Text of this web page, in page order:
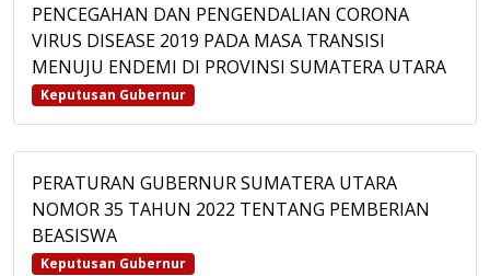
PENCEGAHAN DAN PENGENDALIAN CORONA
VIRUS DISEASE 2019 PADA MASA TRANSISI
MENUJU ENDEMI DI PROVINSI SUMATERA UTARA
Keputusan Gubernur
PERATURAN GUBERNUR SUMATERA UTARA
NOMOR 35 TAHUN 2022 TENTANG PEMBERIAN
BEASISWA
Keputusan Gubernur